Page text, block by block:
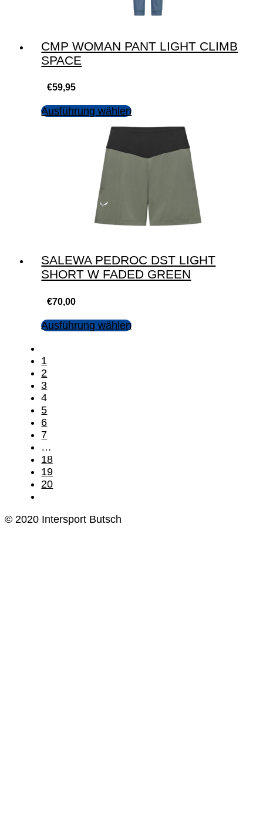
CMP WOMAN PANT LIGHT CLIMB
SPACE
€59,95
Ausführung wählen
SALEWA PEDROC DST LIGHT
SHORT W FADED GREEN
€70,00
Ausführung wählen
1
2
3
4
5
6
7
…
18
19
20
© 2020 Intersport Butsch